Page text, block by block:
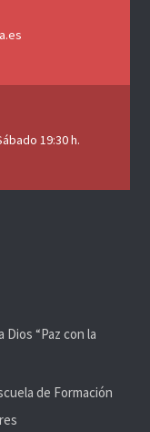
19:30 h.
Dios “Paz con la
de Formación